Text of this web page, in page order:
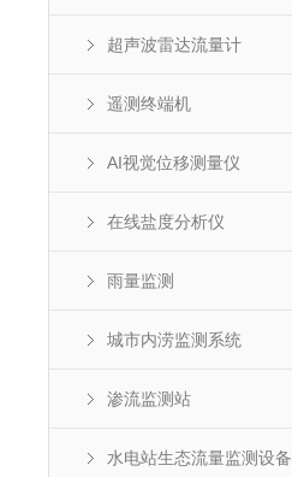
超声波雷达流量计
遥测终端机
AI视觉位移测量仪
在线盐度分析仪
雨量监测
城市内涝监测系统
渗流监测站
水电站生态流量监测设备